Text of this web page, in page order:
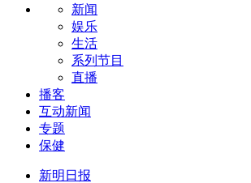
新闻
娱乐
生活
系列节目
直播
播客
互动新闻
专题
保健
新明日报